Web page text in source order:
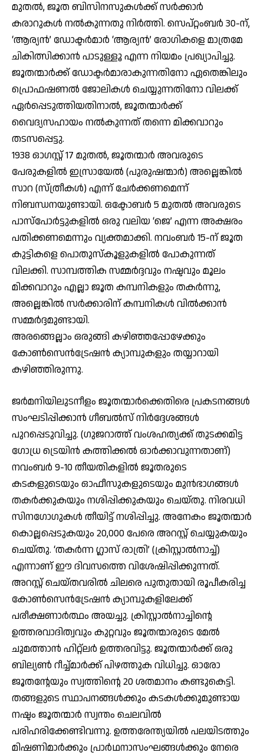
മുതല്‍, ജൂത ബിസിനസുകള്‍ക്ക് സര്‍ക്കാര്‍
കരാറുകള്‍ നല്‍കുന്നതു നിര്‍ത്തി. സെപ്റ്റംബര്‍ 30-ന്,
‘ആര്യന്‍’ ഡോക്ടര്‍മാര്‍ ‘ആര്യന്‍’ രോഗികളെ മാത്രമേ
ചികിത്സിക്കാന്‍ പാടുള്ളൂ എന്ന നിയമം പ്രഖ്യാപിച്ചു.
ജൂതന്മാര്‍ക്ക് ഡോക്ടര്‍മാരാകുന്നതിനോ ഏതെങ്കിലും
പ്രൊഫഷണല്‍ ജോലികള്‍ ചെയ്യുന്നതിനോ വിലക്ക്
ഏര്‍പ്പെടുത്തിയതിനാല്‍, ജൂതന്മാര്‍ക്ക്
വൈദ്യസഹായം നല്‍കുന്നത് തന്നെ മിക്കവാറും
തടസപ്പെട്ടു.
1938 ഓഗസ്റ്റ് 17 മുതല്‍, ജൂതന്മാര്‍ അവരുടെ
പേരുകളില്‍ ഇസ്രായേല്‍ (പുരുഷന്മാര്‍) അല്ലെങ്കില്‍
സാറ (സ്ത്രീകള്‍) എന്ന് ചേര്‍ക്കണമെന്ന്
നിബന്ധനയുണ്ടായി. ഒക്ടോബര്‍ 5 മുതല്‍ അവരുടെ
പാസ്പോര്‍ട്ടുകളില്‍ ഒരു വലിയ ‘ജെ’ എന്ന അക്ഷരം
പതിക്കണമെന്നും വ്യക്തമാക്കി. നവംബര്‍ 15-ന് ജൂത
കുട്ടികളെ പൊതുസ്‌കൂളുകളില്‍ പോകുന്നത്
വിലക്കി. സാമ്പത്തിക സമ്മര്‍ദ്ദവും നഷ്ടവും മൂലം
മിക്കവാറും എല്ലാ ജൂത കമ്പനികളും തകര്‍ന്നു,
അല്ലെങ്കില്‍ സര്‍ക്കാരിന് കമ്പനികള്‍ വില്‍ക്കാന്‍
സമ്മര്‍ദ്ദമുണ്ടായി.
അരങ്ങെല്ലാം ഒരുങ്ങി കഴിഞ്ഞപ്പോഴേക്കും
കോണ്‍സെന്‍ട്രേഷന്‍ ക്യാമ്പുകളും തയ്യാറായി
കഴിഞ്ഞിരുന്നു.
ജര്‍മനിയിലുടനീളം ജൂതന്മാര്‍ക്കെതിരെ പ്രകടനങ്ങള്‍
സംഘടിപ്പിക്കാന്‍ ഗീബല്‍സ് നിര്‍ദ്ദേശങ്ങള്‍
പുറപ്പെടുവിച്ചു. (ഗുജറാത്ത് വംശഹത്യക്ക് തുടക്കമിട്ട
ഗോധ്ര ട്രെയിന്‍ കത്തിക്കല്‍ ഓര്‍ക്കാവുന്നതാണ്)
നവംബര്‍ 9-10 തീയതികളില്‍ ജൂതരുടെ
കടകളുടെയും ഓഫീസുകളുടെയും മുന്‍ഭാഗങ്ങള്‍
തകര്‍ക്കുകയും നശിപ്പിക്കുകയും ചെയ്തു. നിരവധി
സിനഗോഗുകള്‍ തീയിട്ട് നശിപ്പിച്ചു. അനേകം ജൂതന്മാര്‍
കൊല്ലപ്പെടുകയും 20,000 പേരെ അറസ്റ്റ് ചെയ്യുകയും
ചെയ്തു. ‘തകര്‍ന്ന ഗ്ലാസ് രാത്രി’ (ക്രിസ്റ്റാല്‍നാച്ച്)
എന്നാണ് ഈ ദിവസത്തെ വിശേഷിപ്പിക്കുന്നത്.
അറസ്റ്റ് ചെയ്തവരില്‍ ചിലരെ പുതുതായി രൂപീകരിച്ച
കോണ്‍സെന്‍ട്രേഷന്‍ ക്യാമ്പുകളിലേക്ക്
പരീക്ഷണാര്‍ത്ഥം അയച്ചു. ക്രിസ്റ്റാല്‍നാച്ചിന്റെ
ഉത്തരവാദിത്വവും കുറ്റവും ജൂതന്മാരുടെ മേല്‍
ചുമത്താന്‍ ഹിറ്റ്‌ലര്‍ ഉത്തരവിട്ടു. ജൂതന്മാര്‍ക്ക് ഒരു
ബില്യണ്‍ റീച്ച്മാര്‍ക്ക് പിഴത്തുക വിധിച്ചു. ഓരോ
ജൂതന്റേയും സ്വത്തിന്റെ 20 ശതമാനം കണ്ടുകെട്ടി.
തങ്ങളുടെ സ്ഥാപനങ്ങള്‍ക്കും കടകള്‍ക്കുമുണ്ടായ
നഷ്ടം ജൂതന്മാര്‍ സ്വന്തം ചെലവില്‍
പരിഹരിക്കേണ്ടിവന്നു. ഉത്തരേന്ത്യയില്‍ പലയിടത്തും
മിഷണിമാര്‍ക്കും പ്രാര്‍ഥനാസംഘങ്ങള്‍ക്കും നേരെ